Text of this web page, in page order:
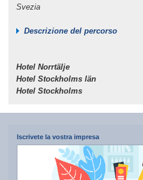
Svezia
Descrizione del percorso
Hotel Norrtälje
Hotel Stockholms län
Hotel Stockholms
Iscrivete la vostra impresa